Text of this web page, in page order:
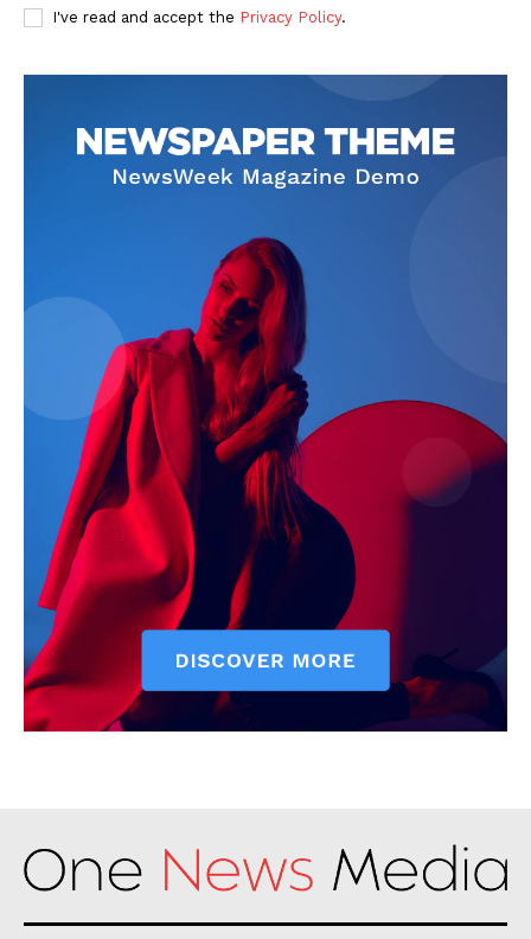
I've read and accept the Privacy Policy.